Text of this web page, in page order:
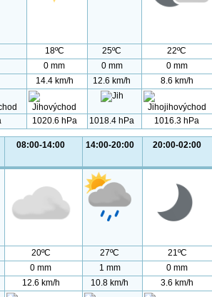
18ºC 25ºC
22ºC
0 mm 0 mm
0 mm
14.4 km/h 12.6 km/h
8.6 km/h
1020.6 hPa 1018.4 hPa 1016.3 hPa
08:00-14:00 14:00-20:00 20:00-02:00
20ºC 27ºC
21ºC
0 mm 1 mm
0 mm
12.6 km/h 10.8 km/h
3.6 km/h